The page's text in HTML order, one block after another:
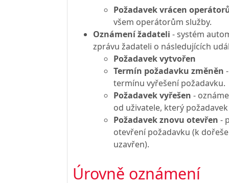
Požadavek vrácen
všem operátorům služby.
Oznámení žadateli - systém
zprávu žadateli o následujících
Požadavek vytvořen
Termín požadavku změněn
termínu vyřešení požadavku.
Požadavek vyřešen -
od uživatele, který
Požadavek znovu otevřen -
otevření požadavku (k
uzavřen).
Úrovně oznámení